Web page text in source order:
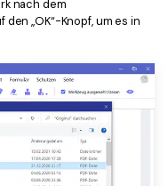
nach dem
„OK“-Knopf, um es in